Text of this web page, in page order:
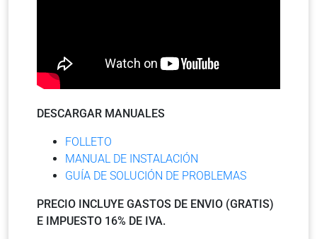
DESCARGAR MANUALES
FOLLETO
MANUAL DE INSTALACIÓN
GUÍA DE SOLUCIÓN DE PROBLEMAS
PRECIO INCLUYE GASTOS DE ENVIO (GRATIS)
E IMPUESTO 16% DE IVA.